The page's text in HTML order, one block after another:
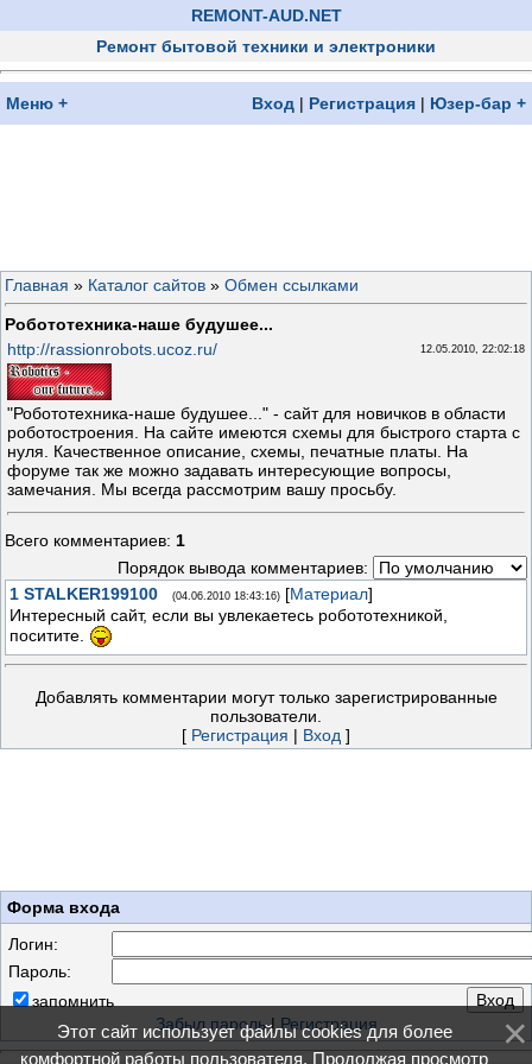
REMONT-AUD.NET
Ремонт бытовой техники и электроники
Меню + Вход | Регистрация | Юзер-бар +
Главная » Каталог сайтов » Обмен ссылками
Робототехника-наше будушее...
http://rassionrobots.ucoz.ru/
12.05.2010, 22:02:18
"Робототехника-наше будушее..." - сайт для новичков в области
роботостроения. На сайте имеются схемы для быстрого старта с
нуля. Качественное описание, схемы, печатные платы. На
форуме так же можно задавать интересующие вопросы,
замечания. Мы всегда рассмотрим вашу просьбу.
Всего комментариев: 1
Порядок вывода комментариев:
1 STALKER199100 (04.06.2010 18:43:16) [Материал]
Интересный сайт, если вы увлекаетесь робототехникой,
поситите.
Добавлять комментарии могут только зарегистрированные
пользователи.
[ Регистрация | Вход ]
Форма входа
Логин:
Пароль:
запомнить
Забыл пароль| Регистрация
Этот сайт использует файлы cookies для более
комфортной работы пользователя. Продолжая просмотр